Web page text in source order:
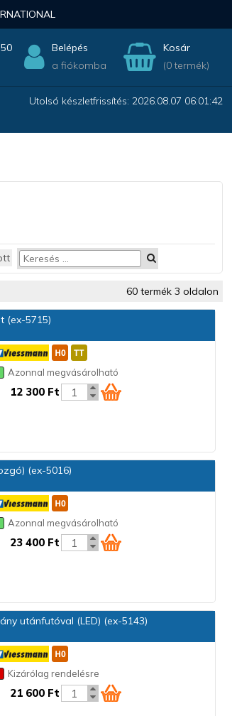
Belépés
a fiókomba
Kosár
(0 termék)
Utolsó készletfrissítés: 2026.08.07 06:01:42
60 termék 3 oldalon
(ex-5715)
Azonnal megvásárolható
12 300 Ft
(ex-5016)
Azonnal megvásárolható
23 400 Ft
utánfutóval (LED) (ex-5143)
Kizárólag rendelésre
21 600 Ft